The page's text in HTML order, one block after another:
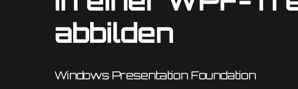
abbilden
Windows Presentation Foundation